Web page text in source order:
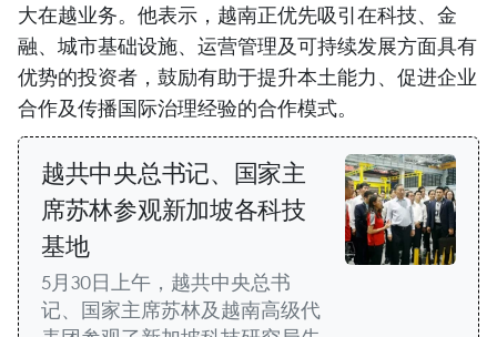
大在越业务。他表示，越南正优先吸引在科技、金
融、城市基础设施、运营管理及可持续发展方面具有
优势的投资者，鼓励有助于提升本土能力、促进企业
合作及传播国际治理经验的合作模式。
越共中央总书记、国家主
席苏林参观新加坡各科技
基地
5月30日上午，越共中央总书
记、国家主席苏林及越南高级代